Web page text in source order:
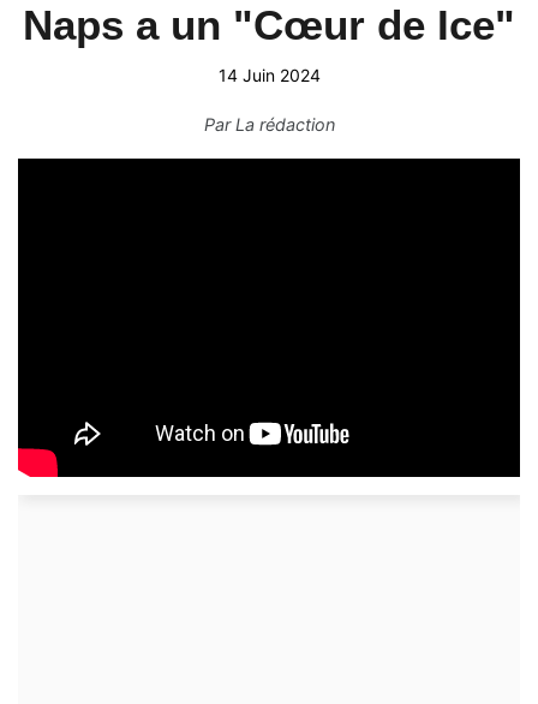
Naps a un "Cœur de Ice"
14 Juin 2024
ParLa rédaction